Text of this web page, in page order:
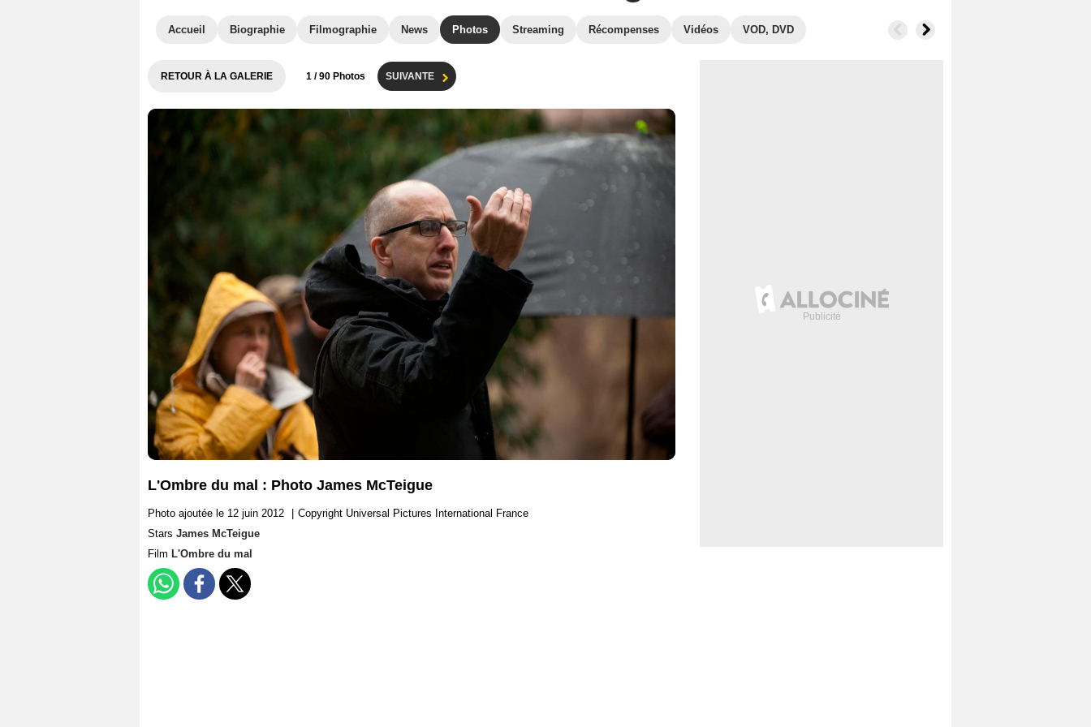
Accueil Biographie Filmographie News Photos Streaming Récompenses Vidéos VOD, DVD
RETOUR À LA GALERIE 1 / 90 Photos SUIVANTE
L'Ombre du mal : Photo James McTeigue
Photo ajoutée le 12 juin 2012
Copyright Universal Pictures International France
Stars James McTeigue
Film L'Ombre du mal